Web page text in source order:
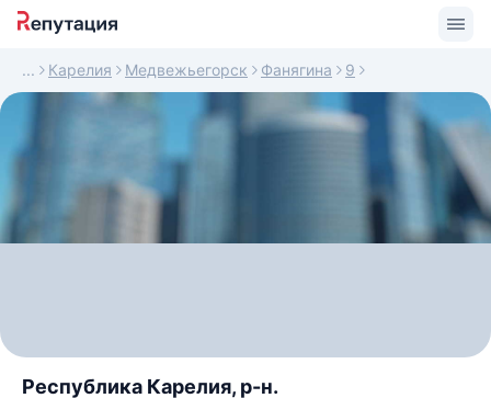
Карелия Медвежьегорск Фанягина 9
Республика Карелия, р-н.